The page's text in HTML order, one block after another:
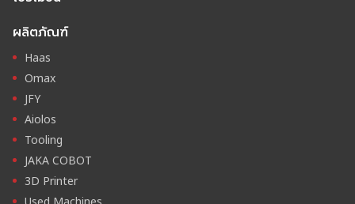
ผลิตภัณฑ์
Haas
Omax
JFY
Aiolos
Tooling
JAKA COBOT
3D Printer